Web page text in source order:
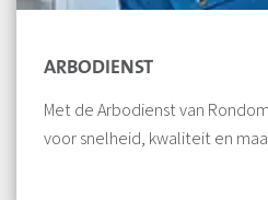
ARBODIENST
Met de Arbodienst van
voor snelheid, kwaliteit en